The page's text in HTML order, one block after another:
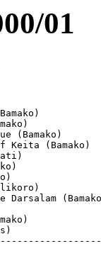
01
26  20	6  0  52-
26  15
26  12	9  5
26   9	9  8
26   9	7 10  23-
26   9
26  10	3 13  31-37  33
26   9	6 11  29-39  33
(Bamako)    26   9	6 11
26   9	5 12  25-21  32
26   9	5 12  27-36  32
26   8	8 10  25-36  32
26   8	7 11  20-
1	3 22  13-48   6